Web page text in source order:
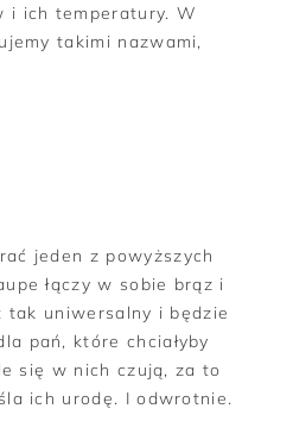
i ich temperatury. W
takimi nazwami,
jeden z powyższych
łączy w sobie brąz i
tak uniwersalny i będzie
pań, które chciałyby
się w nich czują, za to
ich urodę. I odwrotnie.